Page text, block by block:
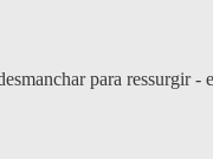
para ressurgir